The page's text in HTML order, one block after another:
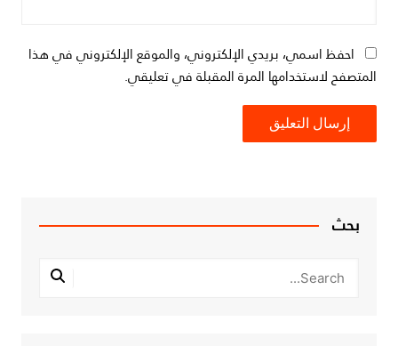
احفظ اسمي، بريدي الإلكتروني، والموقع الإلكتروني في هذا
المتصفح لاستخدامها المرة المقبلة في تعليقي.
بحث